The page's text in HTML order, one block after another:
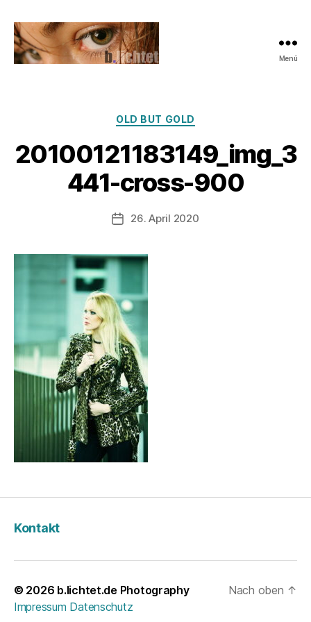
Menü
Kategorien
OLD BUT GOLD
20100121183149_img_3
441-cross-900
Beitragsautor
V
o
n
z
l
Veröffentlichungsdatum
26. April 2020
Kontakt
© 2026 b.lichtet.de Photography
Impressum Datenschutz
Nach oben ↑